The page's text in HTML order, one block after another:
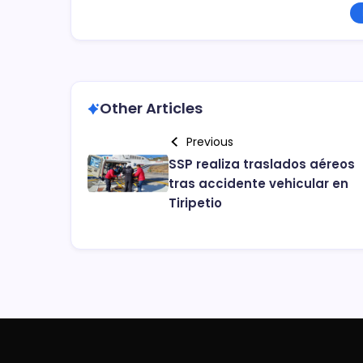
Other Articles
Previous
SSP realiza traslados aéreos
tras accidente vehicular en
Tiripetio